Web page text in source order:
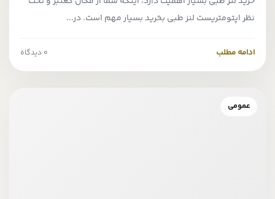
نظر اپتومتریست لنز طبی بخرید بسیار مهم است. در...
ادامه مطلب 0 دیدگاه
عمومی